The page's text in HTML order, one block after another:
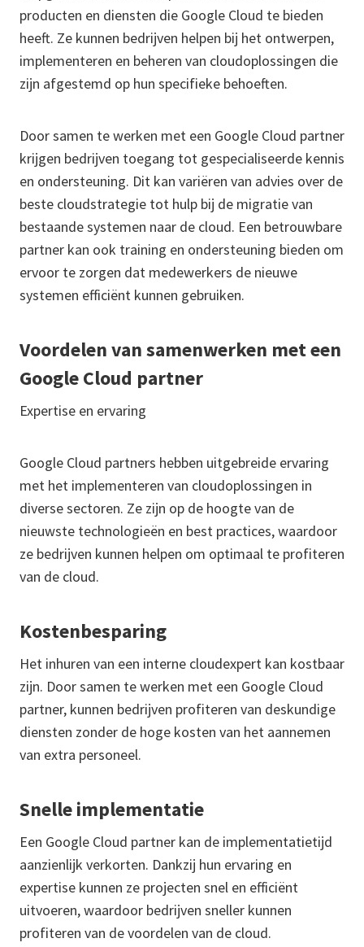
producten en diensten die Google Cloud te bieden
heeft. Ze kunnen bedrijven helpen bij het ontwerpen,
implementeren en beheren van cloudoplossingen die
zijn afgestemd op hun specifieke behoeften.
Door samen te werken met een Google Cloud partner
krijgen bedrijven toegang tot gespecialiseerde kennis
en ondersteuning. Dit kan variëren van advies over de
beste cloudstrategie tot hulp bij de migratie van
bestaande systemen naar de cloud. Een betrouwbare
partner kan ook training en ondersteuning bieden om
ervoor te zorgen dat medewerkers de nieuwe
systemen efficiënt kunnen gebruiken.
Voordelen van samenwerken met een
Google Cloud partner
Expertise en ervaring
Google Cloud partners hebben uitgebreide ervaring
met het implementeren van cloudoplossingen in
diverse sectoren. Ze zijn op de hoogte van de
nieuwste technologieën en best practices, waardoor
ze bedrijven kunnen helpen om optimaal te profiteren
van de cloud.
Kostenbesparing
Het inhuren van een interne cloudexpert kan kostbaar
zijn. Door samen te werken met een Google Cloud
partner, kunnen bedrijven profiteren van deskundige
diensten zonder de hoge kosten van het aannemen
van extra personeel.
Snelle implementatie
Een Google Cloud partner kan de implementatietijd
aanzienlijk verkorten. Dankzij hun ervaring en
expertise kunnen ze projecten snel en efficiënt
uitvoeren, waardoor bedrijven sneller kunnen
profiteren van de voordelen van de cloud.